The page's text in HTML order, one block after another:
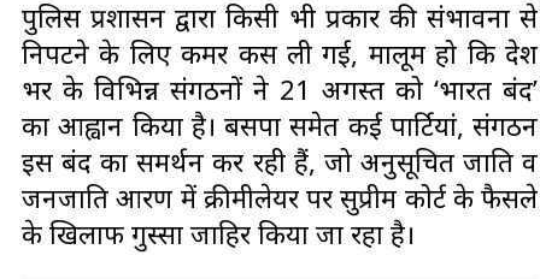
पुलिस प्रशासन द्वारा किसी भी प्रकार की संभावना से
निपटने के लिए कमर कस ली गई, मालूम हो कि देश
भर के विभिन्न संगठनों ने 21 अगस्त को ‘भारत बंद’
का आह्वान किया है। बसपा समेत कई पार्टियां, संगठन
इस बंद का समर्थन कर रही हैं, जो अनुसूचित जाति व
जनजाति आरक्षण में क्रीमीलेयर पर सुप्रीम कोर्ट के फैसले
के खिलाफ गुस्सा जाहिर किया जा रहा है।